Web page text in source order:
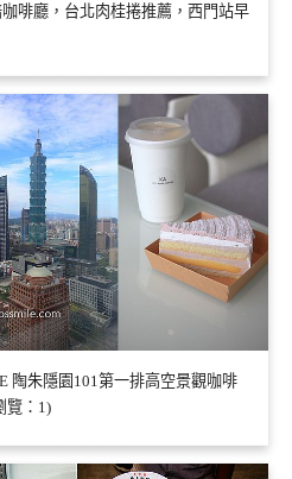
啡廳，台北肉桂捲推薦，西門站早
陶朱隱園101第一排高空景觀咖啡
覽：1)